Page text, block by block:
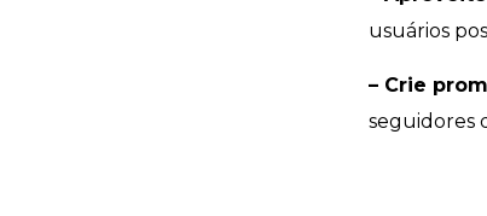
usuários
– Crie
seguidores